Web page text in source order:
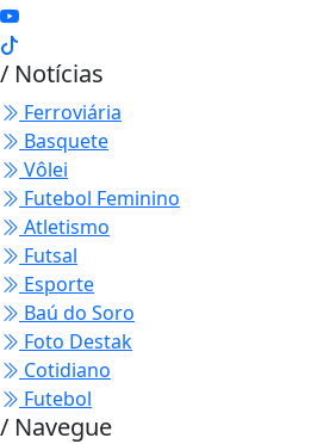
/ Notícias
Ferroviária
Basquete
Vôlei
Futebol Feminino
Atletismo
Futsal
Esporte
Baú do Soro
Foto Destak
Cotidiano
Futebol
/ Navegue